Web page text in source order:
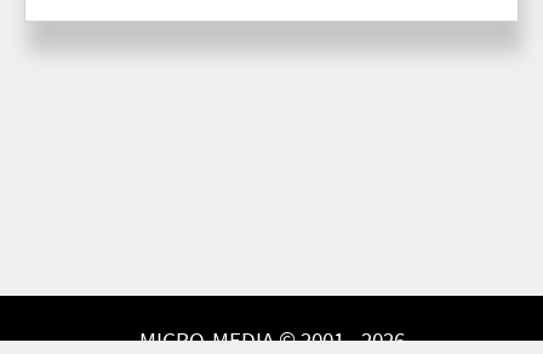
MICRO-MEDIA © 2001 - 2026